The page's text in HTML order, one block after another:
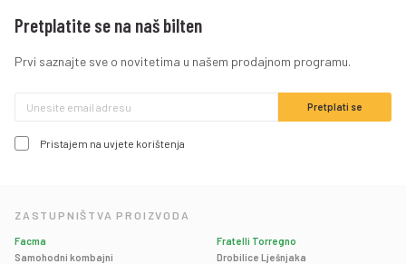
Pretplatite se na naš bilten
Prvi saznajte sve o novitetima u našem prodajnom programu.
Pristajem na uvjete korištenja
ZASTUPNIŠTVA PROIZVODA
Facma
Samohodni kombajni
Fratelli Torregno
Drobilice Lješnjaka